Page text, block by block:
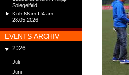
Spiegelfeld
Klub 66 im U4 am
28.05.2026
EVENTS-ARCHIV
2026
Juli
Juni